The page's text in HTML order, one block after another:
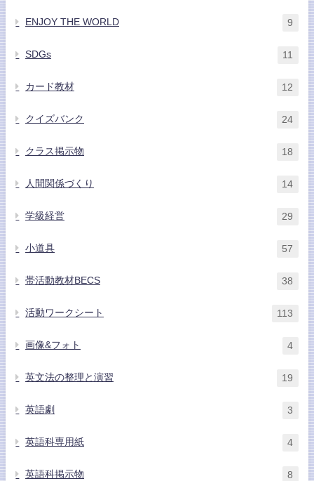
ENJOY THE WORLD 9
SDGs 11
カード教材 12
クイズバンク 24
クラス掲示物 18
人間関係づくり 14
学級経営 29
小道具 57
帯活動教材BECS 38
活動ワークシート 113
画像&フォト 4
英文法の整理と演習 19
英語劇 3
英語科専用紙 4
英語科掲示物 8